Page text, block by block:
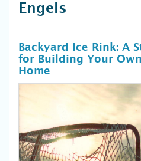
Engels
Backyard Ice Rink: A
for Building Your
Home